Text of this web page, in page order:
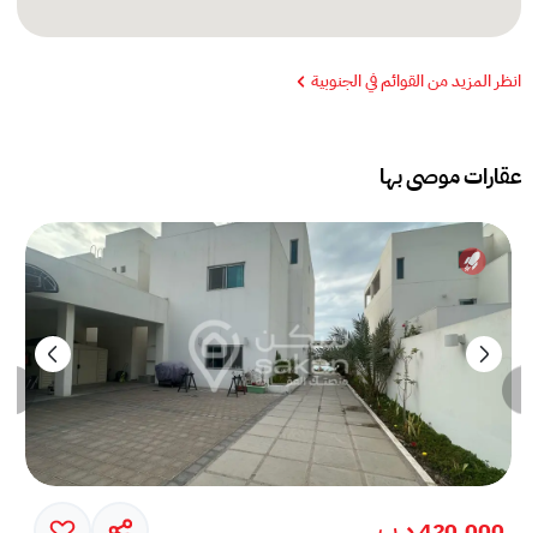
انظر المزيد من القوائم في الجنوبية
عقارات موصى بها